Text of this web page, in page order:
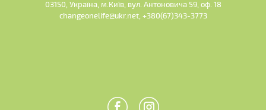
03150, Україна, м.Київ, вул. Антоновича 59, оф. 18
changeonelife@ukr.net, +380(67)343-3773